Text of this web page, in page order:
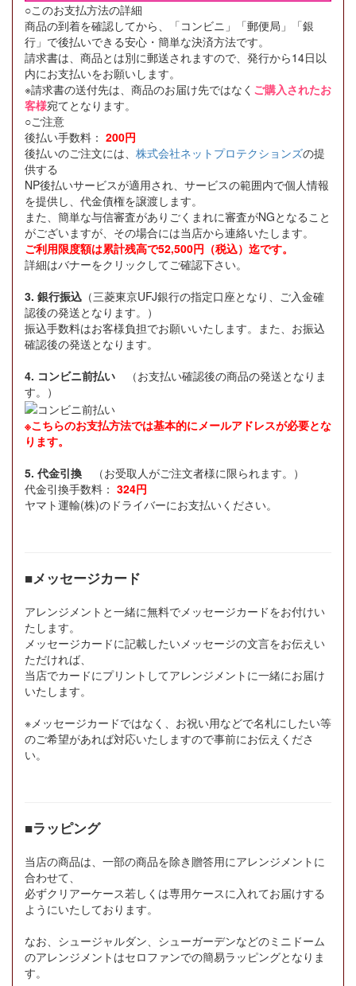
○このお支払方法の詳細
商品の到着を確認してから、「コンビニ」「郵便局」「銀
行」で後払いできる安心・簡単な決済方法です。
請求書は、商品とは別に郵送されますので、発行から14日以
内にお支払いをお願いします。
※請求書の送付先は、商品のお届け先ではなく ご購入されたお
客様宛てとなります。
○ご注意
後払い手数料： 200円
後払いのご注文には、 株式会社ネットプロテクションズの提
供する
NP後払いサービスが適用され、サービスの範囲内で個人情報
を提供し、代金債権を譲渡します。
また、簡単な与信審査がありごくまれに審査がNGとなること
がございますが、その場合には当店から連絡いたします。
ご利用限度額は累計残高で52,500円（税込）迄です。
詳細はバナーをクリックしてご確認下さい。
3. 銀行振込 （三菱東京UFJ銀行の指定口座となり、ご入金確
認後の発送となります。）
振込手数料はお客様負担でお願いいたします。また、お振込
確認後の発送となります。
4. コンビニ前払い （お支払い確認後の商品の発送となりま
す。）
※こちらのお支払方法では基本的にメールアドレスが必要とな
ります。
5. 代金引換 （お受取人がご注文者様に限られます。）
代金引換手数料： 324円
ヤマト運輸(株)のドライバーにお支払いください。
■メッセージカード
アレンジメントと一緒に無料でメッセージカードをお付けい
たします。
メッセージカードに記載したいメッセージの文言をお伝えい
ただければ、
当店でカードにプリントしてアレンジメントに一緒にお届け
いたします。
※メッセージカードではなく、お祝い用などで名札にしたい等
のご希望があれば対応いたしますので事前にお伝えくださ
い。
■ラッピング
当店の商品は、一部の商品を除き贈答用にアレンジメントに
合わせて、
必ずクリアーケース若しくは専用ケースに入れてお届けする
ようにいたしております。
なお、シュージャルダン、シューガーデンなどのミニドーム
のアレンジメントはセロファンでの簡易ラッピングとなりま
す。